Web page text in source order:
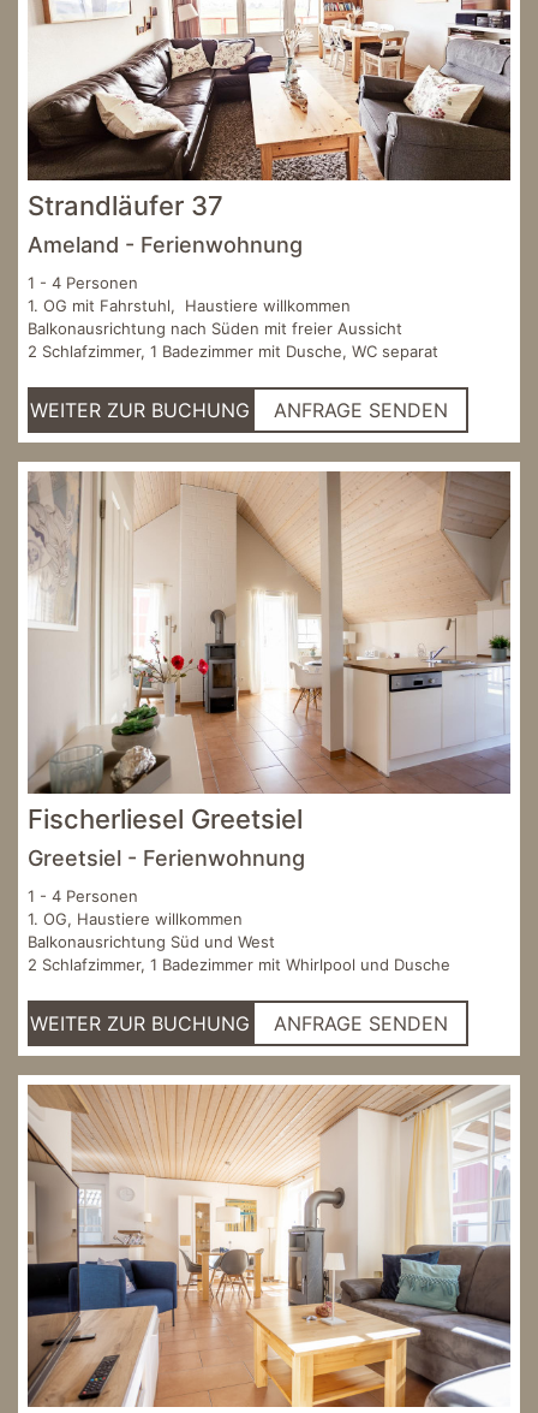
Strandläufer 37
Ameland - Ferienwohnung
1 - 4 Personen
1. OG mit Fahrstuhl, Haustiere willkommen
Balkonausrichtung nach Süden mit freier Aussicht
2 Schlafzimmer, 1 Badezimmer mit Dusche, WC separat
WEITER ZUR BUCHUNG ANFRAGE SENDEN
Fischerliesel Greetsiel
Greetsiel - Ferienwohnung
1 - 4 Personen
1. OG, Haustiere willkommen
Balkonausrichtung Süd und West
2 Schlafzimmer, 1 Badezimmer mit Whirlpool und Dusche
WEITER ZUR BUCHUNG ANFRAGE SENDEN